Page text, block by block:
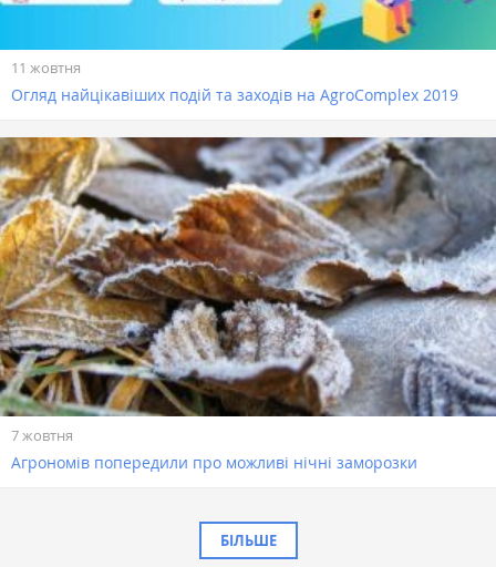
11 жовтня
Огляд найцікавіших подій та заходів на AgroComplex 2019
7 жовтня
Агрономів попередили про можливі нічні заморозки
БІЛЬШЕ